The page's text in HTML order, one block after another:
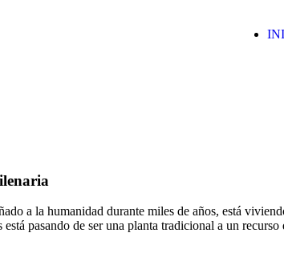
a la humanidad durante miles de años, está
pasando de ser una planta tradicional a un